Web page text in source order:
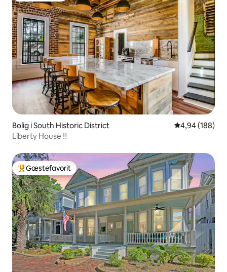
Bolig i South Historic District 4,94 ud af 5 i
4,94 (188)
Liberty House ‼️
Bedste gæstefavorit
Gæstefavorit